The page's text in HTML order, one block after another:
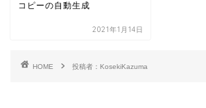
コピーの自動生成
2021年1月14日
HOME 投稿者：KosekiKazuma